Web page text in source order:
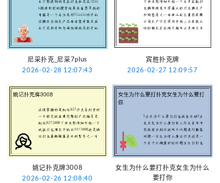
尼采扑克_尼采7plus
2026-02-28 12:07:43
宾胜扑克牌
2026-02-27 12:09:57
姚记扑克牌3008
2026-02-26 12:08:40
女生为什么要打扑克女生为什么
要打你